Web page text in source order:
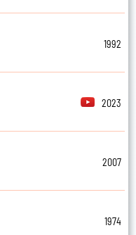
1992
2023
2007
1974